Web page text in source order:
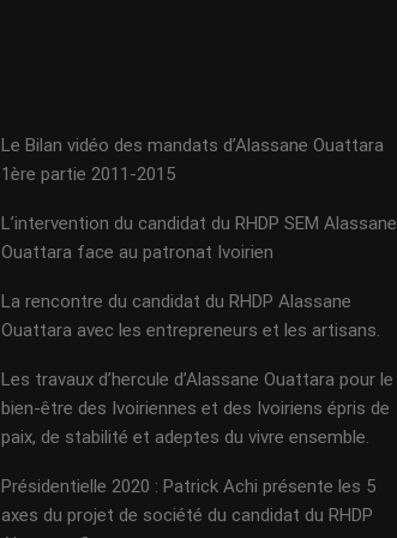
Le Bilan vidéo des mandats d’Alassane Ouattara
1ère partie 2011-2015
L’intervention du candidat du RHDP SEM Alassane
Ouattara face au patronat Ivoirien
La rencontre du candidat du RHDP Alassane
Ouattara avec les entrepreneurs et les artisans.
Les travaux d’hercule d’Alassane Ouattara pour le
bien-être des Ivoiriennes et des Ivoiriens épris de
paix, de stabilité et adeptes du vivre ensemble.
Présidentielle 2020 : Patrick Achi présente les 5
axes du projet de société du candidat du RHDP